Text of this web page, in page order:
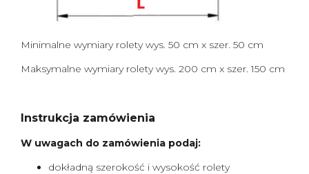
Minimalne wymiary rolety wys. 50 cm x szer. 50 cm
Maksymalne wymiary rolety wys. 200 cm x szer. 150 cm
Instrukcja zamówienia
W uwagach do zamówienia podaj:
dokładną szerokość i wysokość rolety